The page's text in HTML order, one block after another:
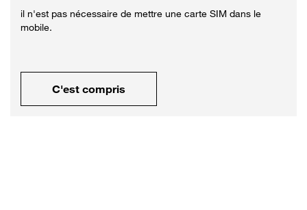
il n'est pas nécessaire de mettre une carte SIM dans le
mobile.
C'est compris